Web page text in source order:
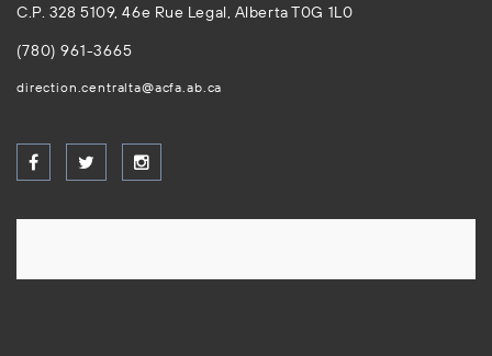
C.P. 328 5109, 46e Rue Legal, Alberta T0G 1L0
(780) 961-3665
direction.centralta@acfa.ab.ca